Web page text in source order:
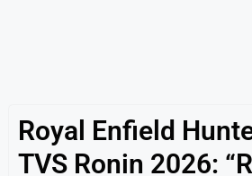
Royal Enfield
TVS Ronin 2026: